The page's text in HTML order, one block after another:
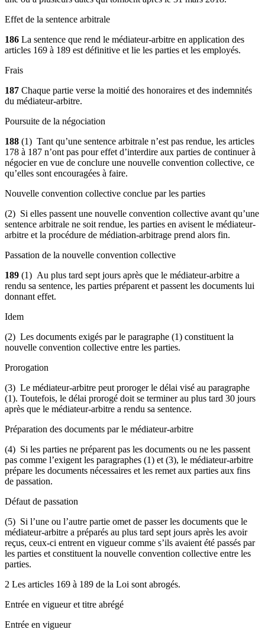
Effet de la sentence arbitrale
186 La sentence que rend le médiateur-arbitre en application des
articles 169 à 189 est définitive et lie les parties et les employés.
Frais
187 Chaque partie verse la moitié des honoraires et des indemnités
du médiateur-arbitre.
Poursuite de la négociation
188 (1) Tant qu’une sentence arbitrale n’est pas rendue, les articles
178 à 187 n’ont pas pour effet d’interdire aux parties de continuer à
négocier en vue de conclure une nouvelle convention collective, ce
qu’elles sont encouragées à faire.
Nouvelle convention collective conclue par les parties
(2) Si elles passent une nouvelle convention collective avant qu’une
sentence arbitrale ne soit rendue, les parties en avisent le médiateur-
arbitre et la procédure de médiation-arbitrage prend alors fin.
Passation de la nouvelle convention collective
189 (1) Au plus tard sept jours après que le médiateur-arbitre a
rendu sa sentence, les parties préparent et passent les documents lui
donnant effet.
Idem
(2) Les documents exigés par le paragraphe (1) constituent la
nouvelle convention collective entre les parties.
Prorogation
(3) Le médiateur-arbitre peut proroger le délai visé au paragraphe
(1). Toutefois, le délai prorogé doit se terminer au plus tard 30 jours
après que le médiateur-arbitre a rendu sa sentence.
Préparation des documents par le médiateur-arbitre
(4) Si les parties ne préparent pas les documents ou ne les passent
pas comme l’exigent les paragraphes (1) et (3), le médiateur-arbitre
prépare les documents nécessaires et les remet aux parties aux fins
de passation.
Défaut de passation
(5) Si l’une ou l’autre partie omet de passer les documents que le
médiateur-arbitre a préparés au plus tard sept jours après les avoir
reçus, ceux-ci entrent en vigueur comme s’ils avaient été passés par
les parties et constituent la nouvelle convention collective entre les
parties.
2 Les articles 169 à 189 de la Loi sont abrogés.
Entrée en vigueur et titre abrégé
Entrée en vigueur